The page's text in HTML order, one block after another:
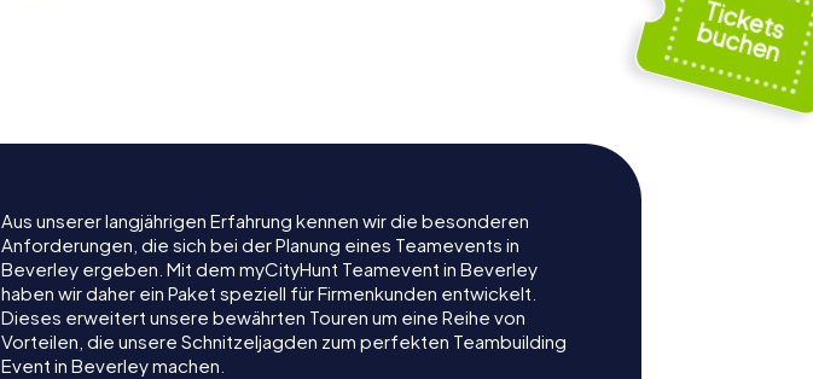
Aus unserer langjährigen Erfahrung kennen wir die besonderen
Anforderungen, die sich bei der Planung eines Teamevents in
Beverley ergeben. Mit dem myCityHunt Teamevent in Beverley
haben wir daher ein Paket speziell für Firmenkunden entwickelt.
Dieses erweitert unsere bewährten Touren um eine Reihe von
Vorteilen, die unsere Schnitzeljagden zum perfekten Teambuilding
Event in Beverley machen.